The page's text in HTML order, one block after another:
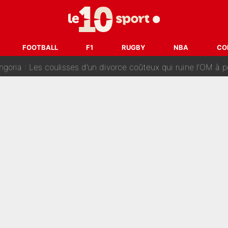
FOOTBALL F1 RUGBY NBA
liste, Zidane a décidé d’accueillir une nouvelle tête en
Jr, la surprise qui n'en est pas une...
: Les coulisses d’un divorce coûteux qui ruine l’OM à